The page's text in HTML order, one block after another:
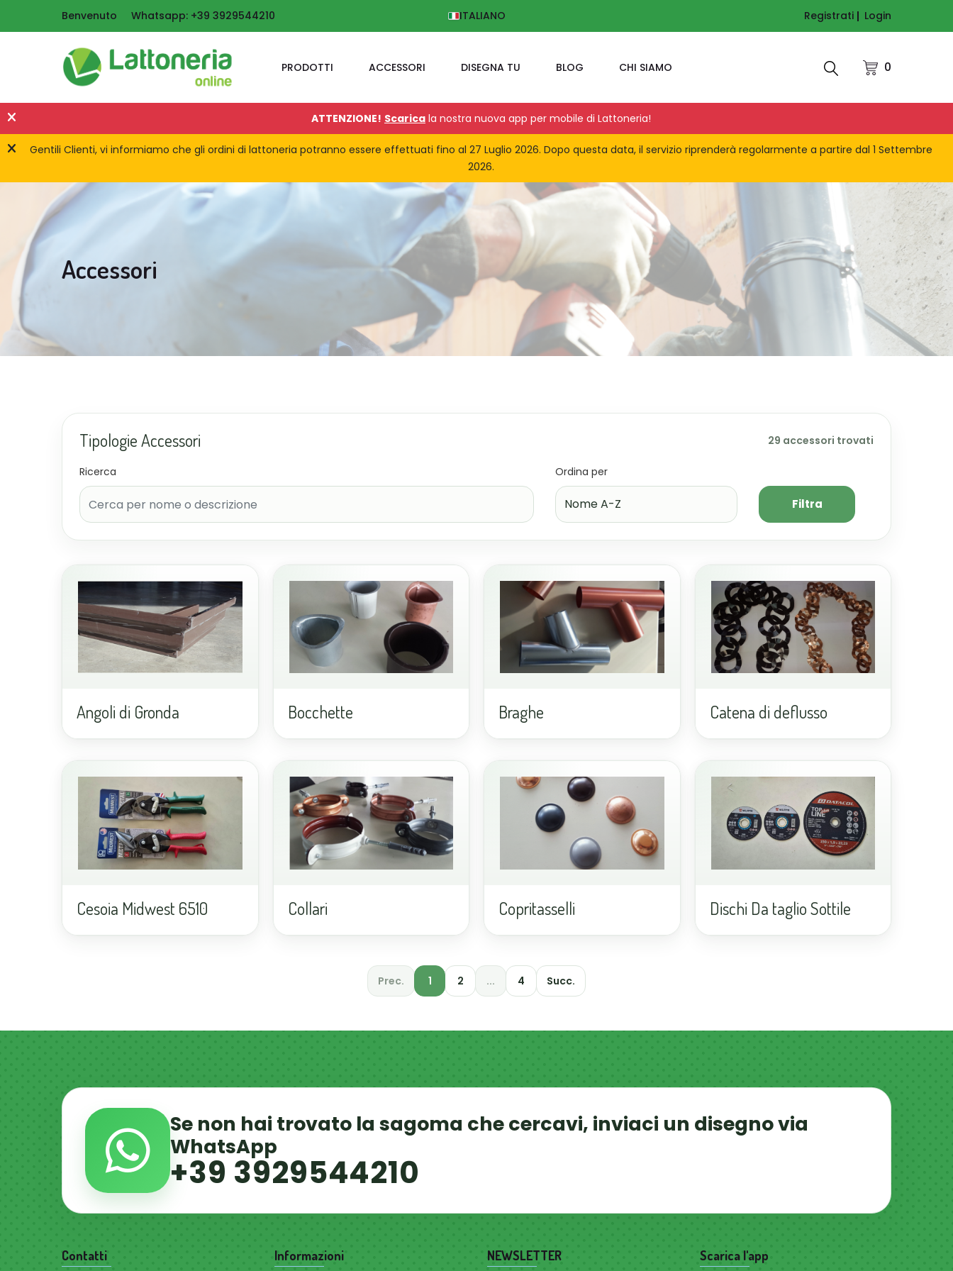
Benvenuto Whatsapp: +39 3929544210 ITALIANO Registrati Login
0
PRODOTTI ACCESSORI DISEGNA TU BLOG CHI SIAMO
ATTENZIONE! Scarica la nostra nuova app per mobile di Lattoneria!
Gentili Clienti, vi informiamo che gli ordini di lattoneria potranno essere effettuati fino al 27 Luglio 2026. Dopo questa data, il servizio riprenderà regolarmente a partire dal 1 Settembre
2026.
Accessori
Tipologie Accessori 29 accessori trovati
Ricerca Ordina per
Filtra
Angoli di Gronda Bocchette Braghe Catena di deflusso
Cesoia Midwest 6510 Collari Copritasselli Dischi Da taglio Sottile
Prec. 1 2 ... 4 Succ.
Se non hai trovato la sagoma che cercavi, inviaci un disegno via
WhatsApp
+39 3929544210
Contatti Informazioni NEWSLETTER Scarica l'app